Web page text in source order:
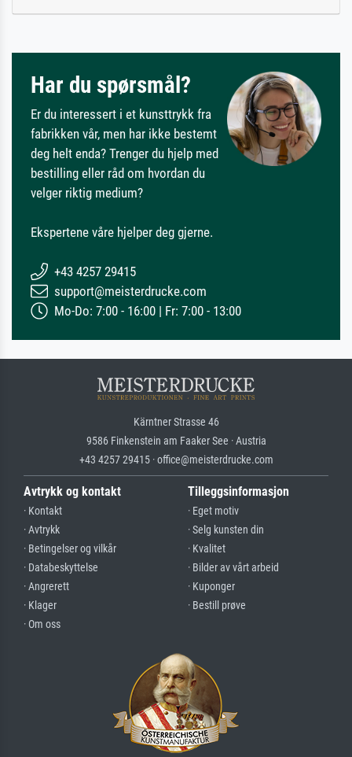
Har du spørsmål?
Er du interessert i et kunsttrykk fra
fabrikken vår, men har ikke bestemt
deg helt enda? Trenger du hjelp med
bestilling eller råd om hvordan du
velger riktig medium?
Ekspertene våre hjelper deg gjerne.
+43 4257 29415
support@meisterdrucke.com
Mo-Do: 7:00 - 16:00 | Fr: 7:00 - 13:00
Kärntner Strasse 46
9586 Finkenstein am Faaker See · Austria
+43 4257 29415 · office@meisterdrucke.com
Avtrykk og kontakt
· Kontakt
· Avtrykk
· Betingelser og vilkår
· Databeskyttelse
· Angrerett
· Klager
· Om oss
Tilleggsinformasjon
· Eget motiv
· Selg kunsten din
· Kvalitet
· Bilder av vårt arbeid
· Kuponger
· Bestill prøve